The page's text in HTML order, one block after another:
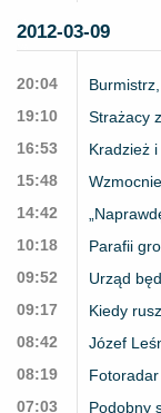
2012-03-09
20:04
19:10
Strażacy
16:53
Kradzież
15:48
14:42
10:18
Parafii
09:52
Urząd
09:17
Kiedy
08:42
Józef
08:19
07:03
Podobny